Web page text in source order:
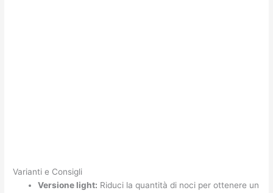
Varianti e Consigli
Versione light: Riduci la quantità di noci per ottenere un